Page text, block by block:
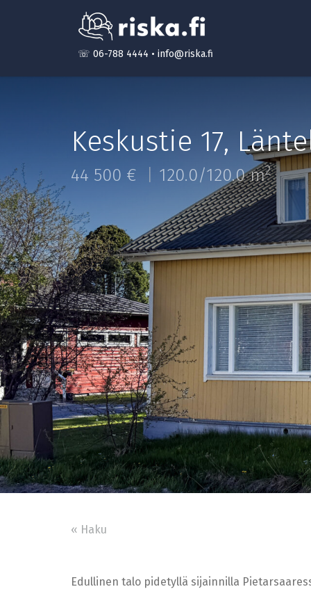
☏ 06-788 4444 • info@riska.fi
Keskustie 17,
44 500 € 120.0/120.0 m2
« Haku
Edullinen talo pidetyllä sijainnilla